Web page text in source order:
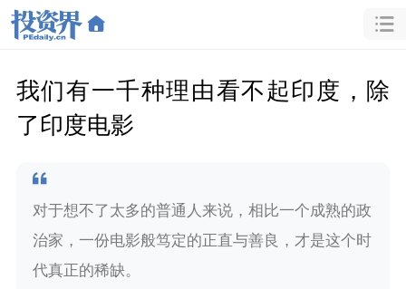
我们有一千种理由看不起印度，除
了印度电影
对于想不了太多的普通人来说，相比一个成熟的政
治家，一份电影般笃定的正直与善良，才是这个时
代真正的稀缺。